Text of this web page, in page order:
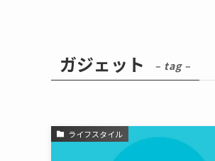
ガジェット – tag –
ライフスタイル